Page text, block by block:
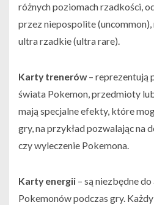
różnych poziomach rzadkości,
przez niepospolite (uncommon),
ultra rzadkie (ultra rare).
Karty trenerów– reprezentują
świata Pokemon, przedmioty
mają specjalne efekty, które
gry, na przykład pozwalając na
czy wyleczenie Pokemona.
Karty energii – są niezbędne
Pokemonów podczas gry.